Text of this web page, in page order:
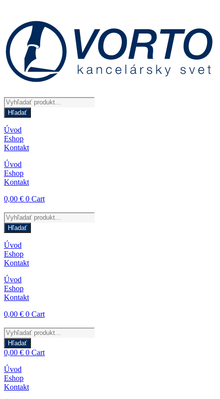
obsah
Products
search
Hľadať
Úvod
Eshop
Kontakt
Úvod
Eshop
Kontakt
0,00 € 0 Cart
Products
search
Hľadať
Úvod
Eshop
Kontakt
Úvod
Eshop
Kontakt
0,00 € 0 Cart
Products
search
Hľadať
0,00 € 0 Cart
Úvod
Eshop
Kontakt